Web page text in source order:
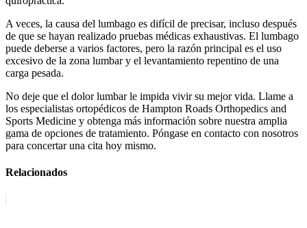
A veces, la causa del lumbago es difícil de precisar, incluso después
de que se hayan realizado pruebas médicas exhaustivas. El lumbago
puede deberse a varios factores, pero la razón principal es el uso
excesivo de la zona lumbar y el levantamiento repentino de una
carga pesada.
No deje que el dolor lumbar le impida vivir su mejor vida. Llame a
los especialistas ortopédicos de Hampton Roads Orthopedics and
Sports Medicine y obtenga más información sobre nuestra amplia
gama de opciones de tratamiento. Póngase en contacto con nosotros
para concertar una cita hoy mismo.
Relacionados